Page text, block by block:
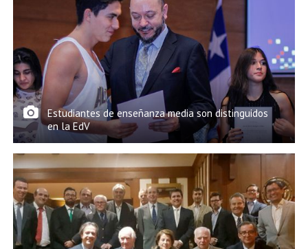
Estudiantes de enseñanza media son distinguidos
en la EdV